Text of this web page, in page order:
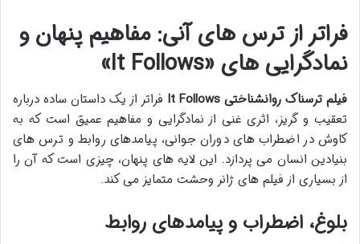
فراتر از ترس های آنی: مفاهیم پنهان و
نمادگرایی های «It Follows»
فیلم ترسناک روانشناختی It Follows
فراتر از یک داستان ساده درباره
تعقیب و گریز، اثری غنی از نمادگرایی و مفاهیم عمیق است که به
کاوش در اضطراب های دوران جوانی، پیامدهای روابط و ترس های
بنیادین انسان می پردازد. این لایه های پنهان، چیزی است که آن را
از بسیاری از فیلم های ژانر وحشت متمایز می کند.
بلوغ، اضطراب و پیامدهای روابط